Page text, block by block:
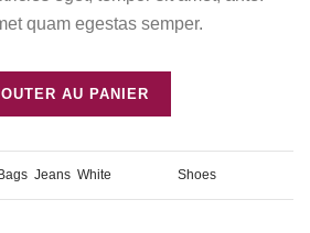
quam egestas semper.
AU PANIER
Bags Jeans White Shoes